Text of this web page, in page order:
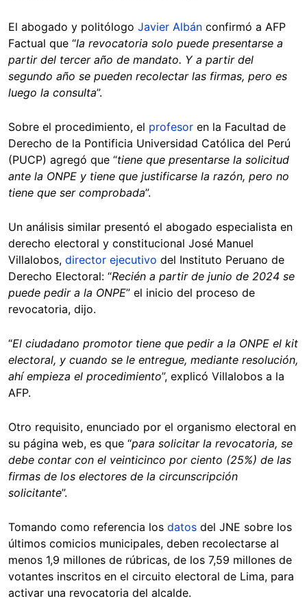
El abogado y politólogo Javier Albán confirmó a AFP
Factual que “la revocatoria solo puede presentarse a
partir del tercer año de mandato. Y a partir del
segundo año se pueden recolectar las firmas, pero es
luego la consulta”.
Sobre el procedimiento, el profesor en la Facultad de
Derecho de la Pontificia Universidad Católica del Perú
(PUCP) agregó que “tiene que presentarse la solicitud
ante la ONPE y tiene que justificarse la razón, pero no
tiene que ser comprobada”.
Un análisis similar presentó el abogado especialista en
derecho electoral y constitucional José Manuel
Villalobos, director ejecutivo del Instituto Peruano de
Derecho Electoral: “Recién a partir de junio de 2024 se
puede pedir a la ONPE” el inicio del proceso de
revocatoria, dijo.
“El ciudadano promotor tiene que pedir a la ONPE el kit
electoral, y cuando se le entregue, mediante resolución,
ahí empieza el procedimiento”, explicó Villalobos a la
AFP.
Otro requisito, enunciado por el organismo electoral en
su página web, es que “para solicitar la revocatoria, se
debe contar con el veinticinco por ciento (25%) de las
firmas de los electores de la circunscripción
solicitante”.
Tomando como referencia los datos del JNE sobre los
últimos comicios municipales, deben recolectarse al
menos 1,9 millones de rúbricas, de los 7,59 millones de
votantes inscritos en el circuito electoral de Lima, para
activar una revocatoria del alcalde.